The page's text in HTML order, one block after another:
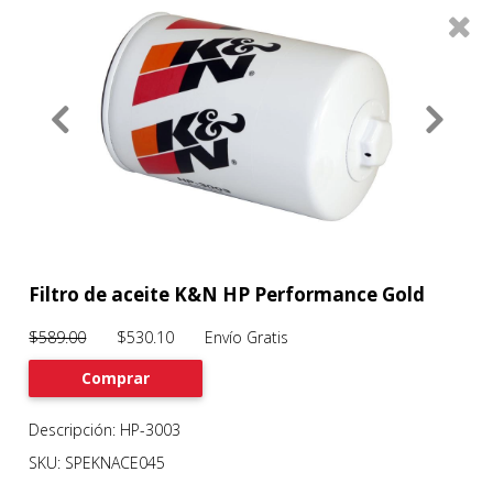
About
Services
Productos Filtros 0
Previous
Filtro de aceite K&N HP Performance Gold
$589.00$530.10 Envío Gratis
Comprar
Descripción: HP-3003
SKU: SPEKNACE045